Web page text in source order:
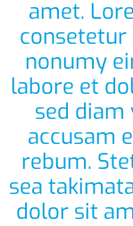
amet.
consetetur
nonumy
labore et
sed diam
accusam
rebum.
sea
dolor sit